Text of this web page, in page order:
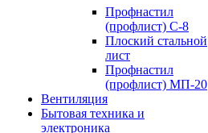
Профнастил
(профлист) С-8
Плоский стальной
лист
Профнастил
(профлист) МП-20
Вентиляция
Бытовая техника и
электроника